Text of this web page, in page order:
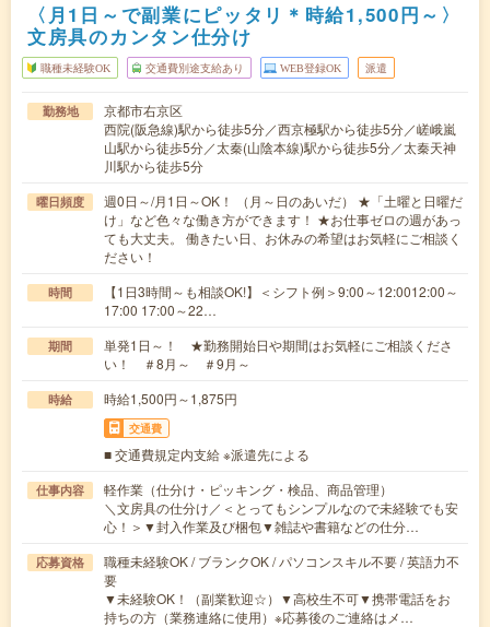
〈月1日～で副業にピッタリ＊時給1,500円～〉
文房具のカンタン仕分け
職種未経験OK 交通費別途支給あり WEB登録OK 派遣
勤務地
京都市右京区
西院(阪急線)駅から徒歩5分／西京極駅から徒歩5分／嵯峨嵐
山駅から徒歩5分／太秦(山陰本線)駅から徒歩5分／太秦天神
川駅から徒歩5分
曜日頻度
週0日～/月1日～OK！ （月～日のあいだ） ★「土曜と日曜だ
け」など色々な働き方ができます！ ★お仕事ゼロの週があっ
ても大丈夫。 働きたい日、お休みの希望はお気軽にご相談く
ださい！
時間
【1日3時間～も相談OK!】＜シフト例＞9:00～12:0012:00～
17:00 17:00～22…
期間
単発1日～！ ★勤務開始日や期間はお気軽にご相談くださ
い！ ＃8月～ ＃9月～
時給 時給1,500円～1,875円
交通費
■ 交通費規定内支給 ※派遣先による
仕事内容
軽作業（仕分け・ピッキング・検品、商品管理）
＼文房具の仕分け／＜とってもシンプルなので未経験でも安
心！＞▼封入作業及び梱包▼雑誌や書籍などの仕分…
応募資格
職種未経験OK / ブランクOK / パソコンスキル不要 / 英語力不
要
▼未経験OK！（副業歓迎☆）▼高校生不可▼携帯電話をお
持ちの方（業務連絡に使用）※応募後のご連絡はメ…